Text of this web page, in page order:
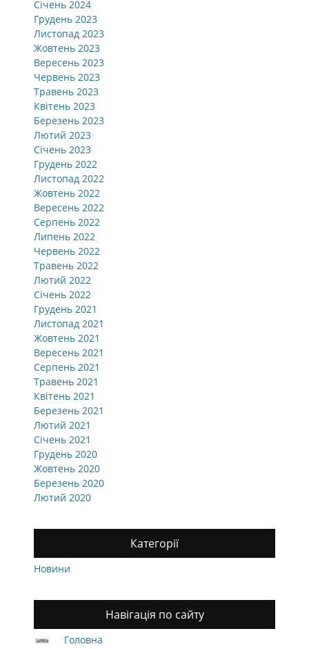
Січень 2024
Грудень 2023
Листопад 2023
Жовтень 2023
Вересень 2023
Червень 2023
Травень 2023
Квітень 2023
Березень 2023
Лютий 2023
Січень 2023
Грудень 2022
Листопад 2022
Жовтень 2022
Вересень 2022
Серпень 2022
Липень 2022
Червень 2022
Травень 2022
Лютий 2022
Січень 2022
Грудень 2021
Листопад 2021
Жовтень 2021
Вересень 2021
Серпень 2021
Травень 2021
Квітень 2021
Березень 2021
Лютий 2021
Січень 2021
Грудень 2020
Жовтень 2020
Березень 2020
Лютий 2020
Категорії
Новини
Навігація по сайту
Головна